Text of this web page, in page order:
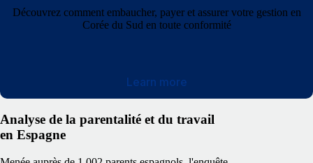
Découvrez comment embaucher, payer et assurer votre gestion en
Corée du Sud en toute conformité
Learn more
Analyse de la parentalité et du travail
en Espagne